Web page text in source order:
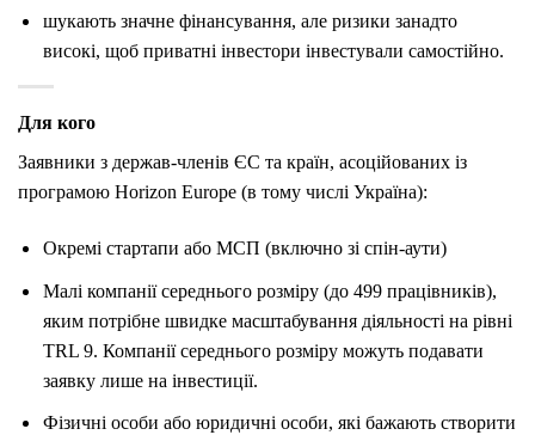
шукають значне фінансування, але ризики занадто
високі, щоб приватні інвестори інвестували самостійно.
Для кого
Заявники з держав-членів ЄС та країн, асоційованих із
програмою Horizon Europe (в тому числі Україна):
Окремі стартапи або МСП (включно зі спін-аути)
Малі компанії середнього розміру (до 499 працівників),
яким потрібне швидке масштабування діяльності на рівні
TRL 9. Компанії середнього розміру можуть подавати
заявку лише на інвестиції.
Фізичні особи або юридичні особи, які бажають створити